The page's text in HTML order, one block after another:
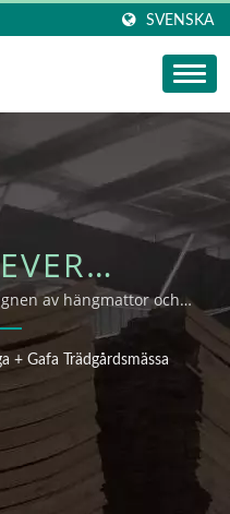
SVENSKA
+ GAFA
av hängmattor och
+ Gafa Trädgårdsmässa